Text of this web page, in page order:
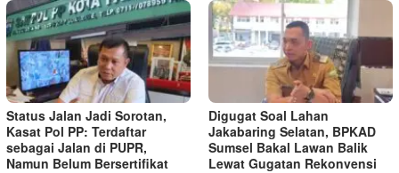
Status Jalan Jadi Sorotan,
Kasat Pol PP: Terdaftar
sebagai Jalan di PUPR,
Namun Belum Bersertifikat
Digugat Soal Lahan
Jakabaring Selatan, BPKAD
Sumsel Bakal Lawan Balik
Lewat Gugatan Rekonvensi